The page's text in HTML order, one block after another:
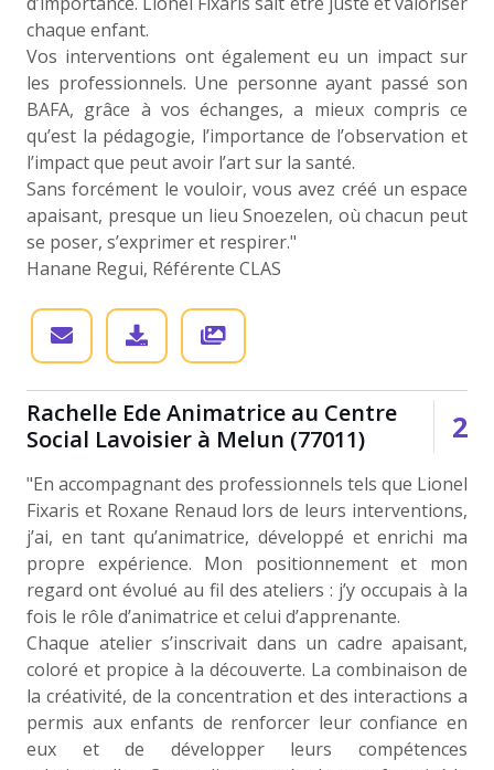
chaque enfant.
Vos interventions ont également eu un impact sur
les professionnels. Une personne ayant passé son
BAFA, grâce à vos échanges, a mieux compris ce
qu’est la pédagogie, l’importance de l’observation et
l’impact que peut avoir l’art sur la santé.
Sans forcément le vouloir, vous avez créé un espace
apaisant, presque un lieu Snoezelen, où chacun peut
se poser, s’exprimer et respirer."
Hanane Regui, Référente CLAS
Rachelle Ede Animatrice au Centre
Social Lavoisier à Melun (77011)
2
"En accompagnant des professionnels tels que Lionel
Fixaris et Roxane Renaud lors de leurs interventions,
j’ai, en tant qu’animatrice, développé et enrichi ma
propre expérience. Mon positionnement et mon
regard ont évolué au fil des ateliers : j’y occupais à la
fois le rôle d’animatrice et celui d’apprenante.
Chaque atelier s’inscrivait dans un cadre apaisant,
coloré et propice à la découverte. La combinaison de
la créativité, de la concentration et des interactions a
permis aux enfants de renforcer leur confiance en
eux et de développer leurs compétences